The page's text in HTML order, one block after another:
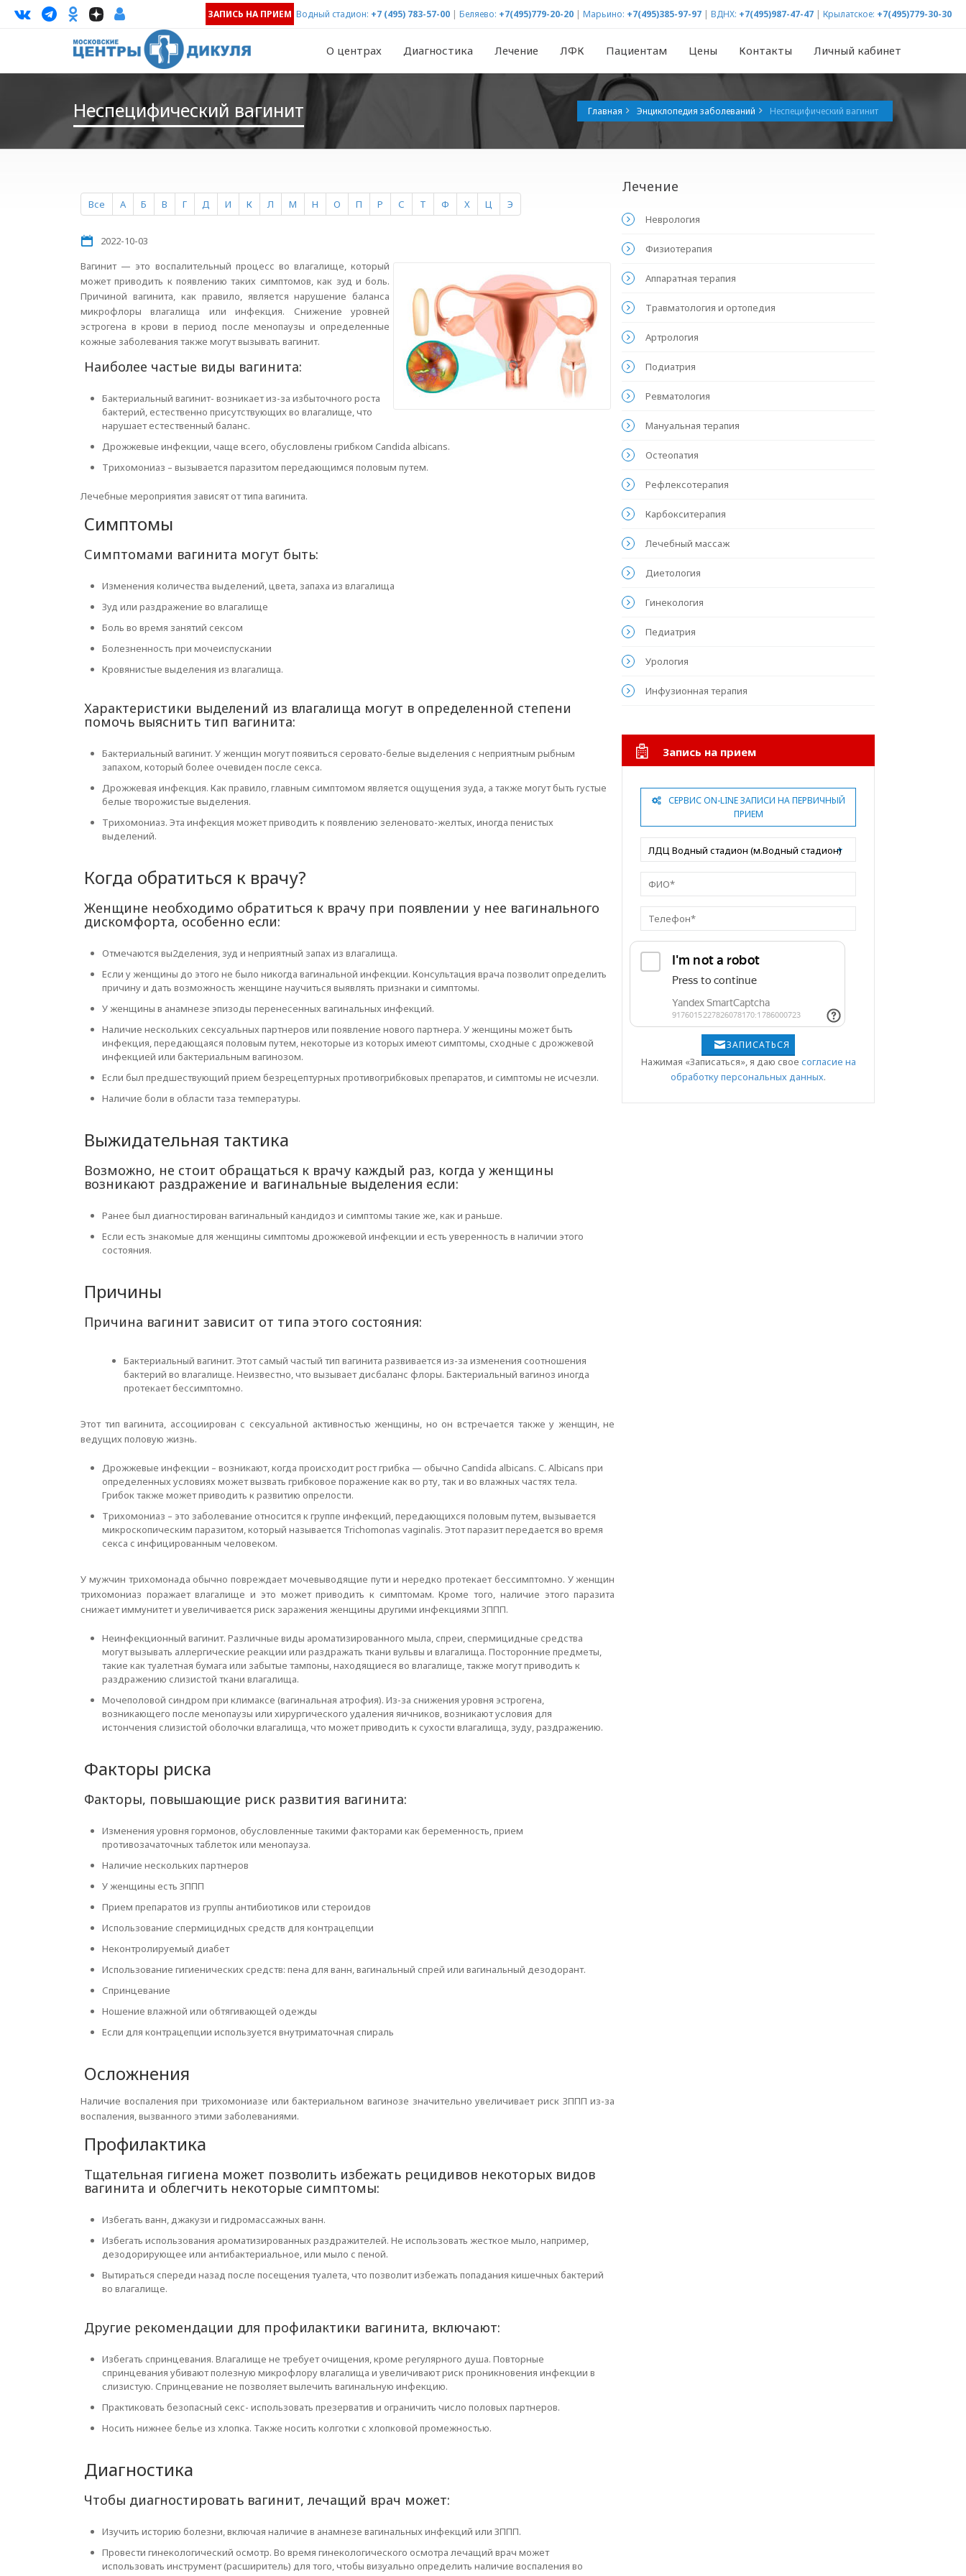
ЗАПИСЬ НА ПРИЕМ Водный стадион: +7 (495) 783-57-00 | Беляево: +7(495)779-20-20 | Марьино: +7(495)385-97-97 | ВДНХ: +7(495)987-47-47 | Крылатское: +7(495)779-30-30
О центрах Диагностика Лечение ЛФК Пациентам Цены Контакты Личный кабинет
Неспецифический вагинит Главная Энциклопедия заболеваний Неспецифический вагинит
Все А Б В Г Д И К Л М Н О П Р С Т Ф Х Ц Э
2022-10-03
Вагинит — это воспалительный процесс во влагалище, который
может приводить к появлению таких симптомов, как зуд и боль.
Причиной вагинита, как правило, является нарушение баланса
микрофлоры влагалища или инфекция. Снижение уровней
эстрогена в крови в период после менопаузы и определенные
кожные заболевания также могут вызывать вагинит.
Наиболее частые виды вагинита:
Бактериальный вагинит- возникает из-за избыточного роста
бактерий, естественно присутствующих во влагалище, что
нарушает естественный баланс.
Дрожжевые инфекции, чаще всего, обусловлены грибком Candida albicans.
Трихомониаз – вызывается паразитом передающимся половым путем.
Лечебные мероприятия зависят от типа вагинита.
Симптомы
Симптомами вагинита могут быть:
Изменения количества выделений, цвета, запаха из влагалища
Зуд или раздражение во влагалище
Боль во время занятий сексом
Болезненность при мочеиспускании
Кровянистые выделения из влагалища.
Характеристики выделений из влагалища могут в определенной степени
помочь выяснить тип вагинита:
Бактериальный вагинит. У женщин могут появиться серовато-белые выделения с неприятным рыбным
запахом, который более очевиден после секса.
Дрожжевая инфекция. Как правило, главным симптомом является ощущения зуда, а также могут быть густые
белые творожистые выделения.
Трихомониаз. Эта инфекция может приводить к появлению зеленовато-желтых, иногда пенистых
выделений.
Когда обратиться к врачу?
Женщине необходимо обратиться к врачу при появлении у нее вагинального
дискомфорта, особенно если:
Отмечаются вы2деления, зуд и неприятный запах из влагалища.
Если у женщины до этого не было никогда вагинальной инфекции. Консультация врача позволит определить
причину и дать возможность женщине научиться выявлять признаки и симптомы.
У женщины в анамнезе эпизоды перенесенных вагинальных инфекций.
Наличие нескольких сексуальных партнеров или появление нового партнера. У женщины может быть
инфекция, передающаяся половым путем, некоторые из которых имеют симптомы, сходные с дрожжевой
инфекцией или бактериальным вагинозом.
Если был предшествующий прием безрецептурных противогрибковых препаратов, и симптомы не исчезли.
Наличие боли в области таза температуры.
Выжидательная тактика
Возможно, не стоит обращаться к врачу каждый раз, когда у женщины
возникают раздражение и вагинальные выделения если:
Ранее был диагностирован вагинальный кандидоз и симптомы такие же, как и раньше.
Если есть знакомые для женщины симптомы дрожжевой инфекции и есть уверенность в наличии этого
состояния.
Причины
Причина вагинит зависит от типа этого состояния:
Бактериальный вагинит. Этот самый частый тип вагинита развивается из-за изменения соотношения
бактерий во влагалище. Неизвестно, что вызывает дисбаланс флоры. Бактериальный вагиноз иногда
протекает бессимптомно.
Этот тип вагинита, ассоциирован с сексуальной активностью женщины, но он встречается также у женщин, не
ведущих половую жизнь.
Дрожжевые инфекции – возникают, когда происходит рост грибка — обычно Candida albicans. C. Albicans при
определенных условиях может вызвать грибковое поражение как во рту, так и во влажных частях тела.
Грибок также может приводить к развитию опрелости.
Трихомониаз – это заболевание относится к группе инфекций, передающихся половым путем, вызывается
микроскопическим паразитом, который называется Trichomonas vaginalis. Этот паразит передается во время
секса с инфицированным человеком.
У мужчин трихомонада обычно повреждает мочевыводящие пути и нередко протекает бессимптомно. У женщин
трихомониаз поражает влагалище и это может приводить к симптомам. Кроме того, наличие этого паразита
снижает иммунитет и увеличивается риск заражения женщины другими инфекциями ЗППП.
Неинфекционный вагинит. Различные виды ароматизированного мыла, спреи, спермицидные средства
могут вызывать аллергические реакции или раздражать ткани вульвы и влагалища. Посторонние предметы,
такие как туалетная бумага или забытые тампоны, находящиеся во влагалище, также могут приводить к
раздражению слизистой ткани влагалища.
Мочеполовой синдром при климаксе (вагинальная атрофия). Из-за снижения уровня эстрогена,
возникающего после менопаузы или хирургического удаления яичников, возникают условия для
истончения слизистой оболочки влагалища, что может приводить к сухости влагалища, зуду, раздражению.
Факторы риска
Факторы, повышающие риск развития вагинита:
Изменения уровня гормонов, обусловленные такими факторами как беременность, прием
противозачаточных таблеток или менопауза.
Наличие нескольких партнеров
У женщины есть ЗППП
Прием препаратов из группы антибиотиков или стероидов
Использование спермицидных средств для контрацепции
Неконтролируемый диабет
Использование гигиенических средств: пена для ванн, вагинальный спрей или вагинальный дезодорант.
Спринцевание
Ношение влажной или обтягивающей одежды
Если для контрацепции используется внутриматочная спираль
Осложнения
Наличие воспаления при трихомониазе или бактериальном вагинозе значительно увеличивает риск ЗППП из-за
воспаления, вызванного этими заболеваниями.
Профилактика
Тщательная гигиена может позволить избежать рецидивов некоторых видов
вагинита и облегчить некоторые симптомы:
Избегать ванн, джакузи и гидромассажных ванн.
Избегать использования ароматизированных раздражителей. Не использовать жесткое мыло, например,
дезодорирующее или антибактериальное, или мыло с пеной.
Вытираться спереди назад после посещения туалета, что позволит избежать попадания кишечных бактерий
во влагалище.
Другие рекомендации для профилактики вагинита, включают:
Избегать спринцевания. Влагалище не требует очищения, кроме регулярного душа. Повторные
спринцевания убивают полезную микрофлору влагалища и увеличивают риск проникновения инфекции в
слизистую. Спринцевание не позволяет вылечить вагинальную инфекцию.
Практиковать безопасный секс- использовать презерватив и ограничить число половых партнеров.
Носить нижнее белье из хлопка. Также носить колготки с хлопковой промежностью.
Диагностика
Чтобы диагностировать вагинит, лечащий врач может:
Изучить историю болезни, включая наличие в анамнезе вагинальных инфекций или ЗППП.
Провести гинекологический осмотр. Во время гинекологического осмотра лечащий врач может
использовать инструмент (расширитель) для того, чтобы визуально определить наличие воспаления во
Лечение
Неврология
Физиотерапия
Аппаратная терапия
Травматология и ортопедия
Артрология
Подиатрия
Ревматология
Мануальная терапия
Остеопатия
Рефлексотерапия
Карбокситерапия
Лечебный массаж
Диетология
Гинекология
Педиатрия
Урология
Инфузионная терапия
Запись на прием
СЕРВИС ON-LINE ЗАПИСИ НА ПЕРВИЧНЫЙ
ПРИЕМ
ЗАПИСАТЬСЯ
Нажимая «Записаться», я даю свое согласие на
обработку персональных данных.